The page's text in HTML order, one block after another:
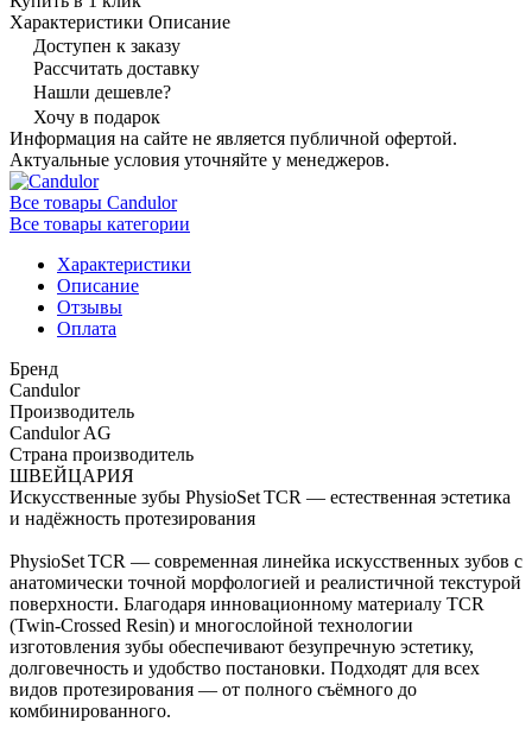
Характеристики Описание
Доступен к заказу
Рассчитать доставку
Нашли дешевле?
Хочу в подарок
Информация на сайте не является публичной офертой.
Актуальные условия уточняйте у менеджеров.
Все товары Candulor
Все товары категории
Характеристики
Описание
Отзывы
Оплата
Бренд
Candulor
Производитель
Candulor AG
Страна производитель
ШВЕЙЦАРИЯ
Искусственные зубы PhysioSet TCR — естественная эстетика
и надёжность протезирования
PhysioSet TCR — современная линейка искусственных зубов с
анатомически точной морфологией и реалистичной текстурой
поверхности. Благодаря инновационному материалу TCR
(Twin‑Crossed Resin) и многослойной технологии
изготовления зубы обеспечивают безупречную эстетику,
долговечность и удобство постановки. Подходят для всех
видов протезирования — от полного съёмного до
комбинированного.